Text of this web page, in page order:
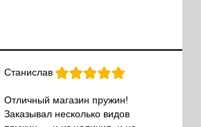
Станислав
Отличный магазин пружин!
Заказывал несколько видов